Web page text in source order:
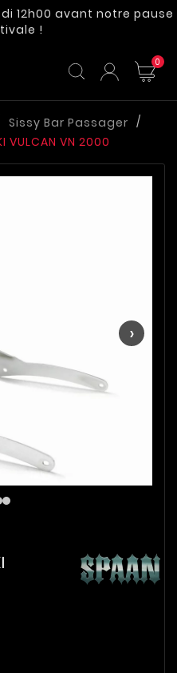
12h00 avant notre pause
!
0
Sissy Bar Passager
VULCAN VN 2000
›